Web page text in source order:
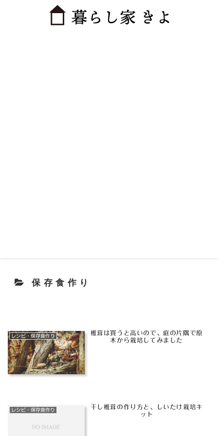
保存食作り
レシピ・保存食作り
椎茸は買うと高いので、庭の片隅で原
木から栽培してみました
レシピ・保存食作り
干し椎茸の作り方と、しいたけ栽培キ
ット